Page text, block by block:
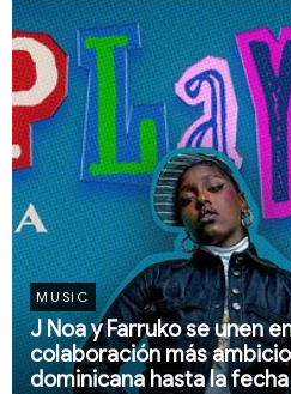
MUSIC
J Noa y Farruko se unen
colaboración más
dominicana hasta la fecha